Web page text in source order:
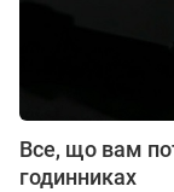
Все, що вам
годинниках